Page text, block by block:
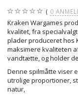
0
Kraken Wargames
kvalitet, fra
plader produceret hos
maksimere kvaliteten
vandtætte, og holder
Denne spilmåtte viser
utrolige proportioner,
natur,